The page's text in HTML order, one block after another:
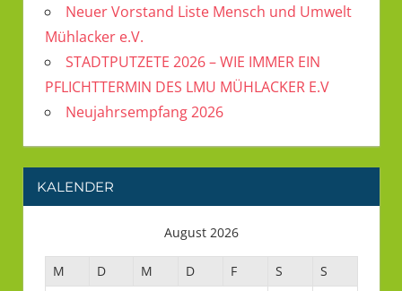
Neuer Vorstand Liste Mensch und Umwelt
Mühlacker e.V.
STADTPUTZETE 2026 – WIE IMMER EIN
PFLICHTTERMIN DES LMU MÜHLACKER E.V
Neujahrsempfang 2026
KALENDER
August 2026
M D M D F S
S